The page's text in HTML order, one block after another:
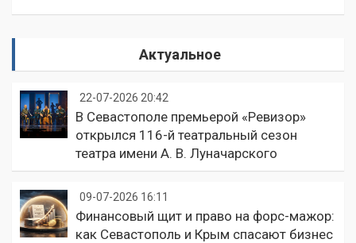
Актуальное
22-07-2026 20:42
В Севастополе премьерой «Ревизор»
открылся 116-й театральный сезон
театра имени А. В. Луначарского
09-07-2026 16:11
Финансовый щит и право на форс-мажор:
как Севастополь и Крым спасают бизнес